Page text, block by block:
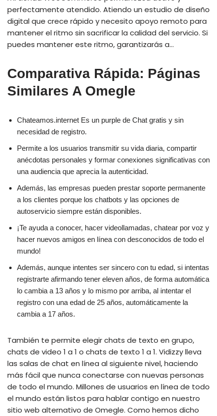
perfectamente atendido. Atiendo un estudio de diseño
digital que crece rápido y necesito apoyo remoto para
mantener el ritmo sin sacrificar la calidad del servicio. Si
puedes mantener este ritmo, garantizarás a…
Comparativa Rápida: Páginas
Similares A Omegle
Chateamos.internet Es un purple de Chat gratis y sin
necesidad de registro.
Permite a los usuarios transmitir su vida diaria, compartir
anécdotas personales y formar conexiones significativas con
una audiencia que aprecia la autenticidad.
Además, las empresas pueden prestar soporte permanente
a los clientes porque los chatbots y las opciones de
autoservicio siempre están disponibles.
¡Te ayuda a conocer, hacer videollamadas, chatear por voz y
hacer nuevos amigos en línea con desconocidos de todo el
mundo!
Además, aunque intentes ser sincero con tu edad, si intentas
registrarte afirmando tener eleven años, de forma automática
lo cambia a 13 años y lo mismo por arriba, al intentar el
registro con una edad de 25 años, automáticamente la
cambia a 17 años.
También te permite elegir chats de texto en grupo,
chats de video 1 a 1 o chats de texto 1 a 1. Vidizzy lleva
las salas de chat en línea al siguiente nivel, haciendo
más fácil que nunca conectarse con nuevas personas
de todo el mundo. Millones de usuarios en línea de todo
el mundo están listos para hablar contigo en nuestro
sitio web alternativo de Omegle. Como hemos dicho